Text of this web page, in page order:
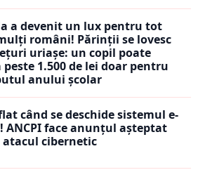
a devenit un lux pentru tot
români! Părinții se lovesc
uriașe: un copil poate
peste 1.500 de lei doar pentru
anului școlar
când se deschide sistemul e-
ANCPI face anunțul așteptat
atacul cibernetic